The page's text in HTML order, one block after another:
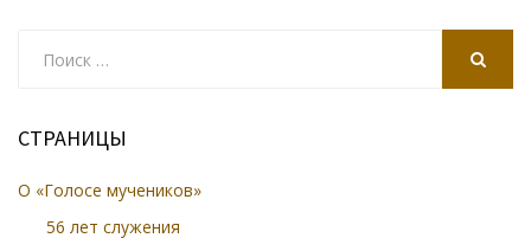
СТРАНИЦЫ
О «Голосе мучеников»
56 лет служения